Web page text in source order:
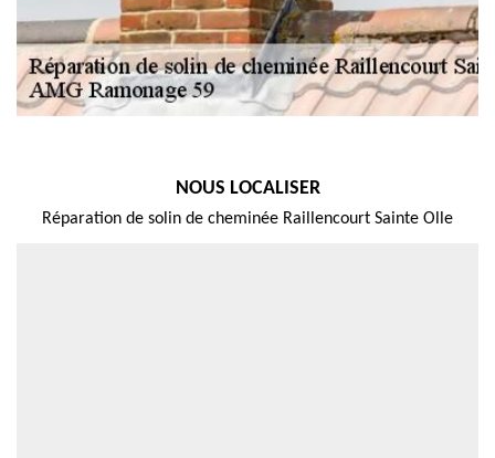
NOUS LOCALISER
Réparation de solin de cheminée Raillencourt Sainte Olle